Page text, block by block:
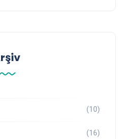
(10)
(16)